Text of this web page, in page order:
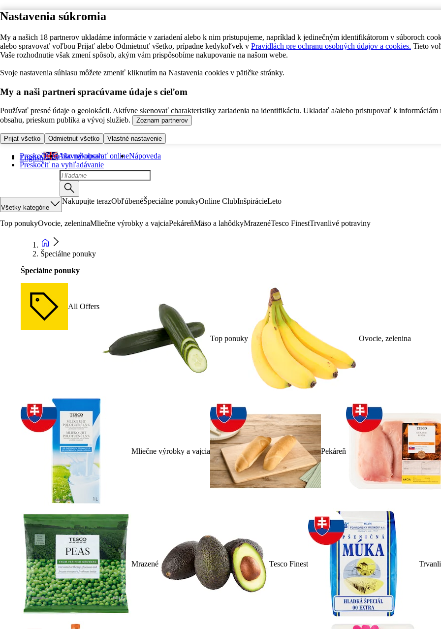
Nastavenia súkromia
My a našich 18 partnerov ukladáme informácie v zariadení alebo k nim pristupujeme, napríklad k jedinečným identifikátorom v súboroch
alebo spravovať voľbou Prijať alebo Odmietnuť všetko, prípadne kedykoľvek v Pravidlách pre ochranu osobných údajov a cookies. Tieto
Vaše rozhodnutie však zmení spôsob, akým vám prispôsobíme nakupovanie na našom webe.
Svoje nastavenia súhlasu môžete zmeniť kliknutím na Nastavenia cookies v pätičke stránky.
My a naši partneri spracúvame údaje s cieľom
Používať presné údaje o geolokácii. Aktívne skenovať charakteristiky zariadenia na identifikáciu. Ukladať a/alebo pristupovať k informáciám
obsahu, prieskum publika a vývoj služieb.
Zoznam partnerov
Prijať všetko Odmietnuť všetko Vlastné nastavenie
Preskočiť na hlavný obsah
Preskočiť na vyhľadávanie
English Ako nakupovať onlineNápoveda
Všetky kategórie
Nakupujte terazObľúbenéŠpeciálne ponukyOnline ClubInšpirácieLeto
Top ponukyOvocie, zeleninaMliečne výrobky a vajciaPekáreňMäso a lahôdkyMrazenéTesco FinestTrvanlivé potraviny
Špeciálne ponuky
Špeciálne ponuky
All Offers
Top ponuky Ovocie, zelenina
Mliečne výrobky a vajcia Pekáreň
Mrazené Tesco Finest